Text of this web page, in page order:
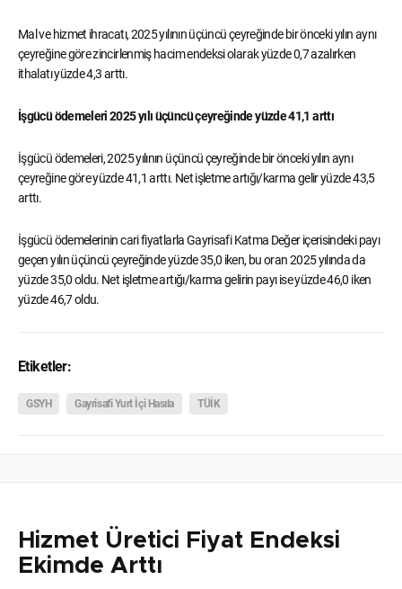
Mal ve hizmet ihracatı, 2025 yılının üçüncü çeyreğinde bir önceki yılın aynı
çeyreğine göre zincirlenmiş hacim endeksi olarak yüzde 0,7 azalırken
ithalatı yüzde 4,3 arttı.
İşgücü ödemeleri 2025 yılı üçüncü çeyreğinde yüzde 41,1 arttı
İşgücü ödemeleri, 2025 yılının üçüncü çeyreğinde bir önceki yılın aynı
çeyreğine göre yüzde 41,1 arttı. Net işletme artığı/karma gelir yüzde 43,5
arttı.
İşgücü ödemelerinin cari fiyatlarla Gayrisafi Katma Değer içerisindeki payı
geçen yılın üçüncü çeyreğinde yüzde 35,0 iken, bu oran 2025 yılında da
yüzde 35,0 oldu. Net işletme artığı/karma gelirin payı ise yüzde 46,0 iken
yüzde 46,7 oldu.
Etiketler:
GSYH Gayrisafi Yurt İçi Hasıla TÜİK
Hizmet Üretici Fiyat Endeksi
Ekimde Arttı